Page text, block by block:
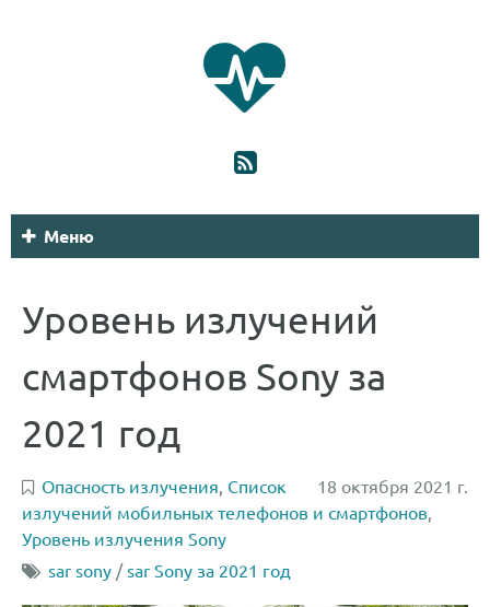
Меню
Уровень излучений
смартфонов Sony за
2021 год
18 октября 2021 г.
Опасность излучения, Список
излучений мобильных телефонов и смартфонов,
Уровень излучения Sony
sar sony /sar Sony за 2021 год